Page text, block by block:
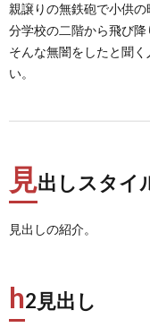
親譲りの無鉄砲で小供
分学校の二階から飛び
そんな無闇をしたと聞
い。
見出しスタイ
見出しの紹介。
h2見出し